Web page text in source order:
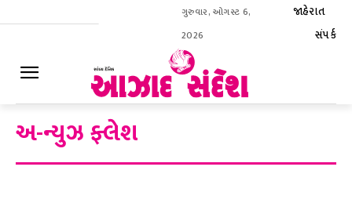
ગુરુવાર, ઓગસ્ટ 6,
2026
જાહેરાત
સંપર્ક
અ-ન્યુઝ ફ્લેશ